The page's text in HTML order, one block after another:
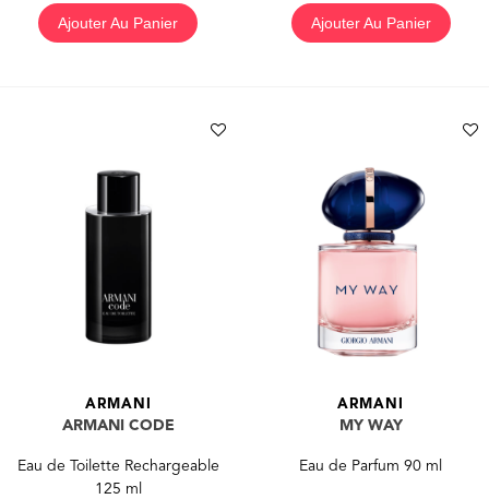
Ajouter Au Panier Ajouter Au Panier
ARMANI
ARMANI CODE
Eau de Toilette Rechargeable
125 ml
ARMANI
MY WAY
Eau de Parfum 90 ml